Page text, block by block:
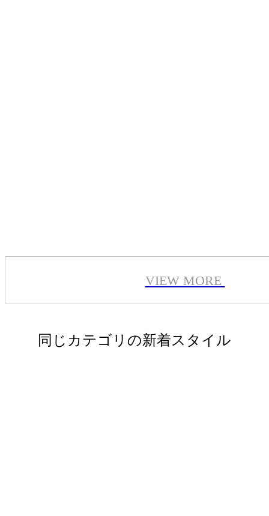
VIEW MORE
同じカテゴリの新着スタイル